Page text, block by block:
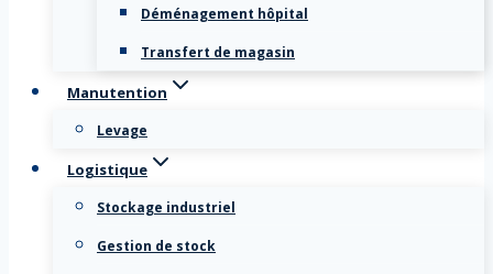
Déménagement hôpital
Transfert de magasin
Manutention
Levage
Logistique
Stockage industriel
Gestion de stock